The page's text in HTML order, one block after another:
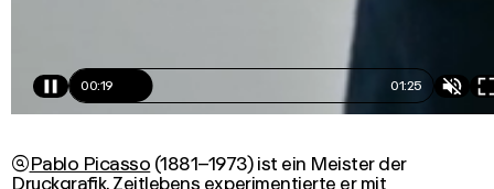
00:20 01:25
Pablo Picasso (1881–1973) ist ein Meister der
Druckgrafik. Zeitlebens experimentierte er mit